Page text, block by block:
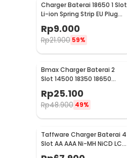
Charger Baterai 18650 1 Slot
Li-ion Spring Strip EU Plug
Rp9.000
Rp21.900 59%
Bmax Charger Baterai 2
Slot 14500 18350 18650
BH-042100-02U
Rp25.100
Rp48.900 49%
Taffware Charger Baterai 4
Slot AA AAA Ni-MH NiCD LCD
Display - C903W